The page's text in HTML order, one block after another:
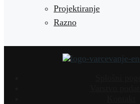
Projektiranje
Razno